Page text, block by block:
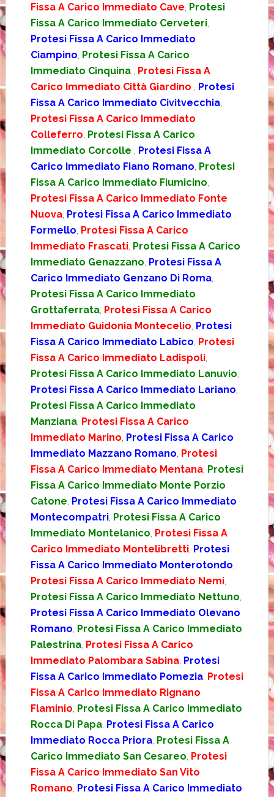
Fissa A Carico Immediato Cave Protesi
Fissa A Carico Immediato Cerveteri,
Protesi Fissa A Carico Immediato
Ciampino Protesi Fissa A Carico
Immediato Cinquina
Protesi Fissa A
Carico Immediato Città Giardino
Protesi
Fissa A Carico Immediato Civitvecchia,
Protesi Fissa A Carico Immediato
Colleferro Protesi Fissa A Carico
Immediato Corcolle
Protesi Fissa A
Carico Immediato Fiano Romano Protesi
Fissa A Carico Immediato Fiumicino
Protesi Fissa A Carico Immediato Fonte
Nuova, Protesi Fissa A Carico Immediato
Formello Protesi Fissa A Carico
Immediato Frascati, Protesi Fissa A Carico
Immediato Genazzano Protesi Fissa A
Carico Immediato Genzano Di Roma,
Protesi Fissa A Carico Immediato
Grottaferrata, Protesi Fissa A Carico
Immediato Guidonia Montecelio Protesi
Fissa A Carico Immediato Labico Protesi
Fissa A Carico Immediato Ladispoli,
Protesi Fissa A Carico Immediato Lanuvio
Protesi Fissa A Carico Immediato Lariano
Protesi Fissa A Carico Immediato
Manziana, Protesi Fissa A Carico
Immediato Marino Protesi Fissa A Carico
Immediato Mazzano Romano Protesi
Fissa A Carico Immediato Mentana, Protesi
Fissa A Carico Immediato Monte Porzio
Catone Protesi Fissa A Carico Immediato
Montecompatri, Protesi Fissa A Carico
Immediato Montelanico Protesi Fissa A
Carico Immediato Montelibretti, Protesi
Fissa A Carico Immediato Monterotondo
Protesi Fissa A Carico Immediato Nemi,
Protesi Fissa A Carico Immediato Nettuno
Protesi Fissa A Carico Immediato Olevano
Romano Protesi Fissa A Carico Immediato
Palestrina, Protesi Fissa A Carico
Immediato Palombara Sabina, Protesi
Fissa A Carico Immediato Pomezia, Protesi
Fissa A Carico Immediato Rignano
Flaminio Protesi Fissa A Carico Immediato
Rocca Di Papa, Protesi Fissa A Carico
Immediato Rocca Priora, Protesi Fissa A
Carico Immediato San Cesareo Protesi
Fissa A Carico Immediato San Vito
Romano Protesi Fissa A Carico Immediato